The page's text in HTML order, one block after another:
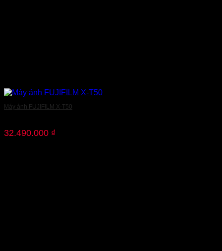
Máy ảnh FUJIFILM X-T50
32.490.000 ₫